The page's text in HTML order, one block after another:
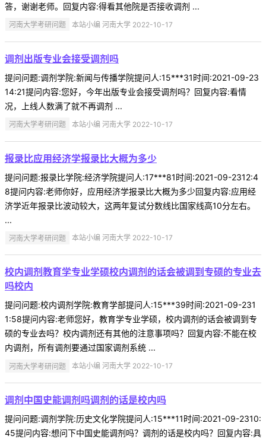
答，谢谢老师。回复内容:得看其他院是否接收调剂 ...
河南大学考研问题 本站小编 河南大学 2022-10-17
调剂出版专业会接受调剂吗
提问问题:调剂学院:新闻与传播学院提问人:15***31时间:2021-09-23
14:21提问内容:您好，今年出版专业会接受调剂吗？回复内容:看情
况，上线人数满了就不再调剂 ...
河南大学考研问题 本站小编 河南大学 2022-10-17
报录比应用经济学报录比大概为多少
提问问题:报录比学院:经济学院提问人:17***81时间:2021-09-2312:4
8提问内容:老师你好，应用经济学报录比大概为多少回复内容:应用经
济学近年报录比波动较大，这两年复试分数线比国家线高10分左右。
...
河南大学考研问题 本站小编 河南大学 2022-10-17
校内调剂教育学专业学硕校内调剂的话会被调到专硕的专业去
吗校内
提问问题:校内调剂学院:教育学部提问人:15***39时间:2021-09-231
1:58提问内容:老师您好，教育学专业学硕，校内调剂的话会被调到专
硕的专业去吗？校内调剂还有其他的注意事项吗？回复内容:不能在校
内调剂，所有调剂要通过国家调剂系统 ...
河南大学考研问题 本站小编 河南大学 2022-10-17
调剂中国史能调剂吗调剂的话是校内吗
提问问题:调剂学院:历史文化学院提问人:15***11时间:2021-09-2310:
45提问内容:想问下中国史能调剂吗？调剂的话是校内吗？回复内容:具